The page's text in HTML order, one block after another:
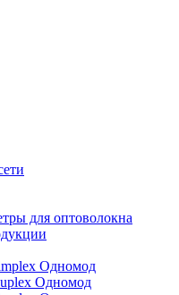
для оптоволокна
Одномод
Одномод